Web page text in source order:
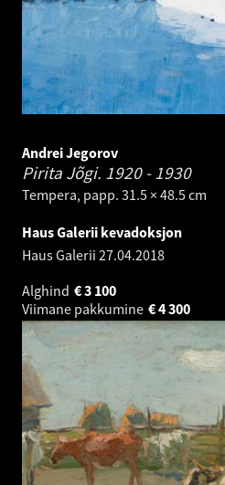
Andrei Jegorov
Pirita Jõgi. 1920 - 1930
Tempera, papp. 31.5 × 48.5 cm
Haus Galerii kevadoksjon
Haus Galerii 27.04.2018
Alghind
3 100
€
Viimane pakkumine
4 300
€